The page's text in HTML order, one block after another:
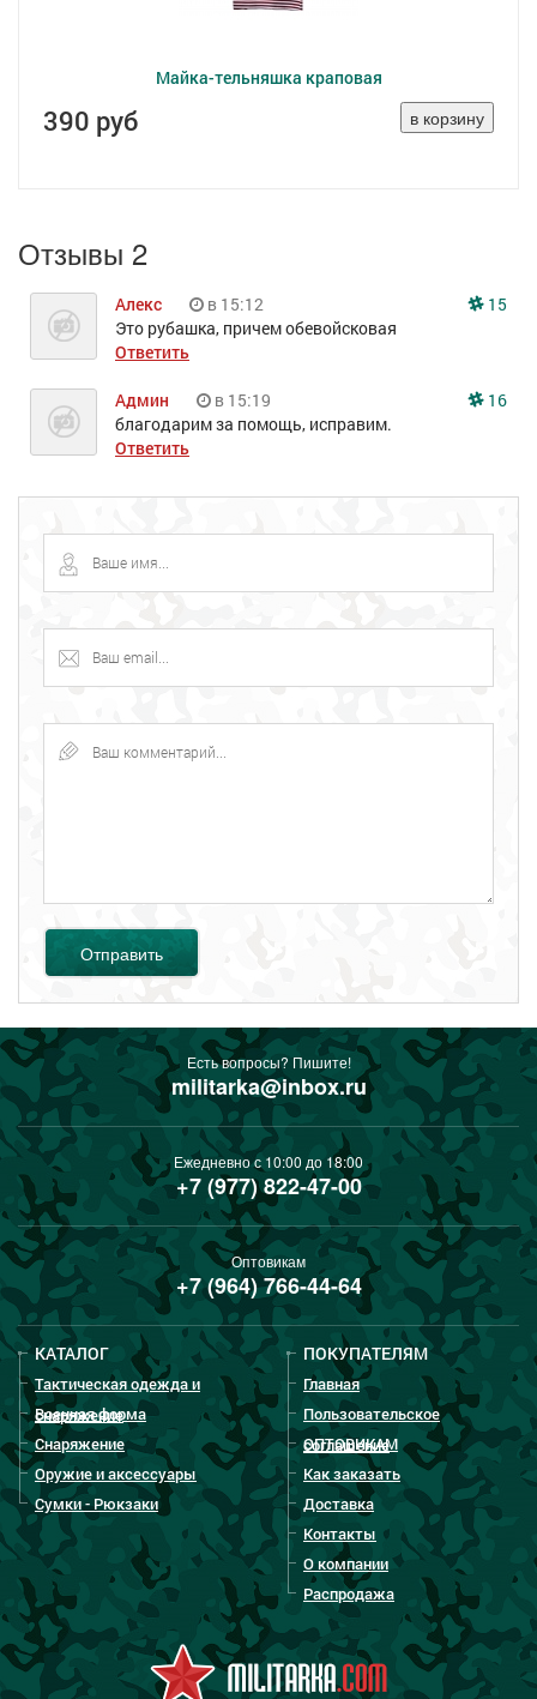
Майка-тельняшка краповая
390 руб
Отзывы 2
Алекс в 15:12
15
Это рубашка, причем обевойсковая
Ответить
Админ в 15:19
16
благодарим за помощь, исправим.
Ответить
Отправить
Есть вопросы? Пишите!
militarka@inbox.ru
Ежедневно с 10:00 до 18:00
+7 (977) 822-47-00
Оптовикам
+7 (964) 766-44-64
КАТАЛОГ
Тактическая одежда и
снаряжение
Военная форма
Снаряжение
Оружие и аксессуары
Сумки - Рюкзаки
ПОКУПАТЕЛЯМ
Главная
Пользовательское
соглашение
ОПТОВИКАМ
Как заказать
Доставка
Контакты
О компании
Распродажа